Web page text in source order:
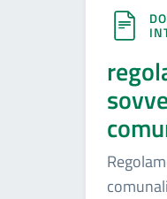
comunali